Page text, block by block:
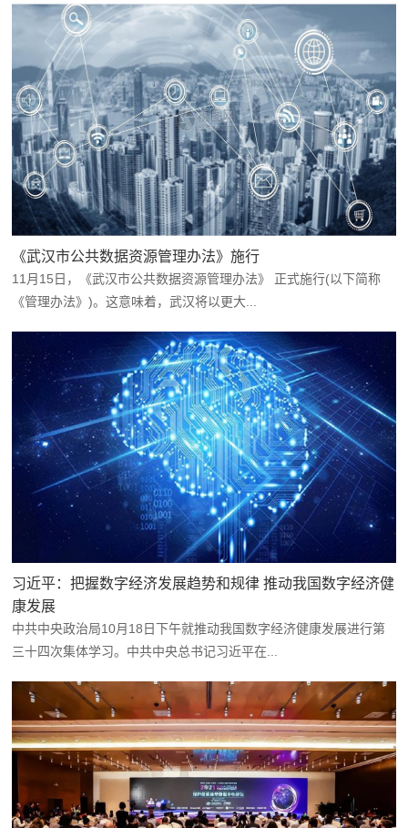
《武汉市公共数据资源管理办法》施行
11月15日，《武汉市公共数据资源管理办法》 正式施行(以下简称
《管理办法》)。这意味着，武汉将以更大...
习近平：把握数字经济发展趋势和规律 推动我国数字经济健
康发展
中共中央政治局10月18日下午就推动我国数字经济健康发展进行第
三十四次集体学习。中共中央总书记习近平在...